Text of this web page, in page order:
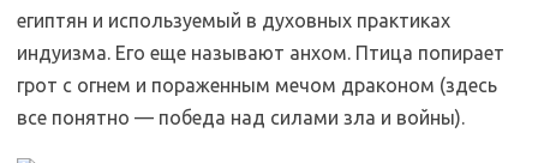
египтян и используемый в духовных практиках
индуизма. Его еще называют анхом. Птица попирает
грот с огнем и пораженным мечом драконом (здесь
все понятно — победа над силами зла и войны).